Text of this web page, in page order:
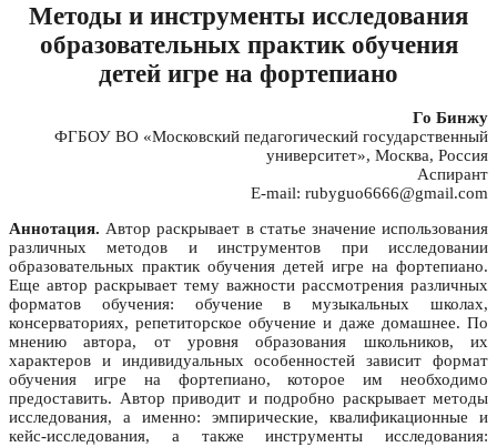
Методы и инструменты исследования
образовательных практик обучения
детей игре на фортепиано
Го Бинжу
ФГБОУ ВО «Московский педагогический государственный
университет», Москва, Россия
Аспирант
E-mail: rubyguo6666@gmail.com
Аннотация. Автор раскрывает в статье значение использования
различных методов и инструментов при исследовании
образовательных практик обучения детей игре на фортепиано.
Еще автор раскрывает тему важности рассмотрения различных
форматов обучения: обучение в музыкальных школах,
консерваториях, репетиторское обучение и даже домашнее. По
мнению автора, от уровня образования школьников, их
характеров и индивидуальных особенностей зависит формат
обучения игре на фортепиано, которое им необходимо
предоставить. Автор приводит и подробно раскрывает методы
исследования, а именно: эмпирические, квалификационные и
кейс-исследования, а также инструменты исследования: